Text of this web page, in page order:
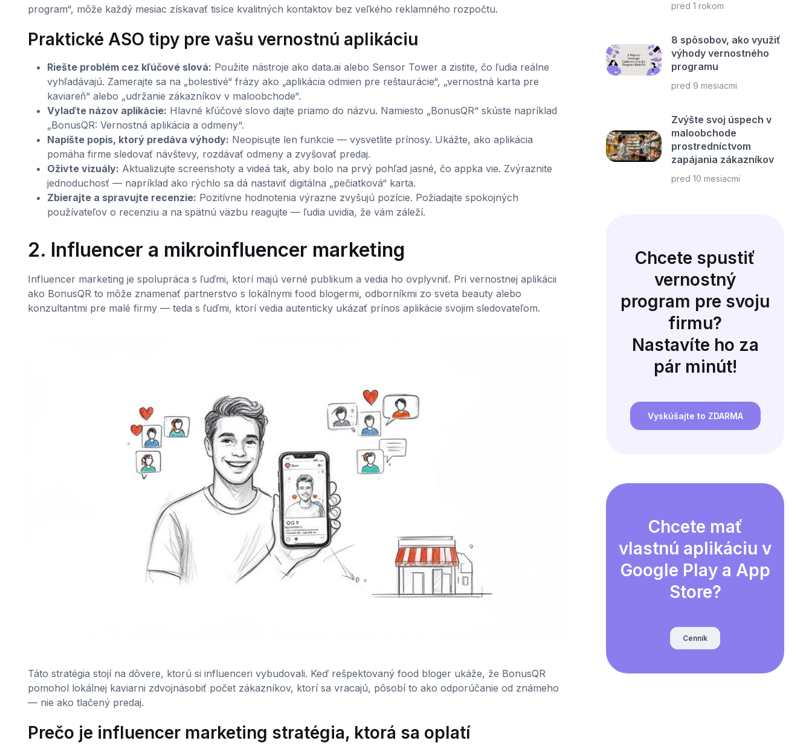
program“, môže každý mesiac získavať tisíce kvalitných kontaktov bez veľkého reklamného rozpočtu.
Praktické ASO tipy pre vašu vernostnú aplikáciu
Riešte problém cez kľúčové slová: Použite nástroje ako data.ai alebo Sensor Tower a zistite, čo ľudia reálne
vyhľadávajú. Zamerajte sa na „bolestivé“ frázy ako „aplikácia odmien pre reštaurácie“, „vernostná karta pre
kaviareň“ alebo „udržanie zákazníkov v maloobchode“.
Vylaďte názov aplikácie: Hlavné kľúčové slovo dajte priamo do názvu. Namiesto „BonusQR“ skúste napríklad
„BonusQR: Vernostná aplikácia a odmeny“.
Napíšte popis, ktorý predáva výhody: Neopisujte len funkcie — vysvetlite prínosy. Ukážte, ako aplikácia
pomáha firme sledovať návštevy, rozdávať odmeny a zvyšovať predaj.
Oživte vizuály: Aktualizujte screenshoty a videá tak, aby bolo na prvý pohľad jasné, čo appka vie. Zvýraznite
jednoduchosť — napríklad ako rýchlo sa dá nastaviť digitálna „pečiatková“ karta.
Zbierajte a spravujte recenzie: Pozitívne hodnotenia výrazne zvyšujú pozície. Požiadajte spokojných
používateľov o recenziu a na spätnú väzbu reagujte — ľudia uvidia, že vám záleží.
2. Influencer a mikroinfluencer marketing
Influencer marketing je spolupráca s ľuďmi, ktorí majú verné publikum a vedia ho ovplyvniť. Pri vernostnej aplikácii
ako BonusQR to môže znamenať partnerstvo s lokálnymi food blogermi, odborníkmi zo sveta beauty alebo
konzultantmi pre malé firmy — teda s ľuďmi, ktorí vedia autenticky ukázať prínos aplikácie svojim sledovateľom.
Táto stratégia stojí na dôvere, ktorú si influenceri vybudovali. Keď rešpektovaný food bloger ukáže, že BonusQR
pomohol lokálnej kaviarni zdvojnásobiť počet zákazníkov, ktorí sa vracajú, pôsobí to ako odporúčanie od známeho
— nie ako tlačený predaj.
Prečo je influencer marketing stratégia, ktorá sa oplatí
pred 1 rokom
8 spôsobov, ako využiť
výhody vernostného
programu
pred 9 mesiacmi
Zvýšte svoj úspech v
maloobchode
prostredníctvom
zapájania zákazníkov
pred 10 mesiacmi
Chcete spustiť
vernostný
program pre svoju
firmu?
Nastavíte ho za
pár minút!
Vyskúšajte to ZDARMA
Chcete mať
vlastnú aplikáciu v
Google Play a App
Store?
Cenník